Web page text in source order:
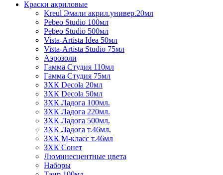
Краски акриловые
Kreul Эмали акрил.универ.20мл
Pebeo Studio 100мл
Pebeo Studio 500мл
Vista-Artista Idea 50мл
Vista-Artista Studio 75мл
Аэрозоли
Гамма Студия 110мл
Гамма Студия 75мл
ЗХК Decola 20мл
ЗХК Decola 50мл
ЗХК Ладога 100мл.
ЗХК Ладога 220мл.
ЗХК Ладога 500мл.
ЗХК Ладога т.46мл.
ЗХК М-класс т.46мл
ЗХК Сонет
Люминесцентные цвета
Наборы